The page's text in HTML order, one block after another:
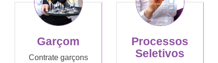
Garçom
Contrate garçons
Processos
Seletivos